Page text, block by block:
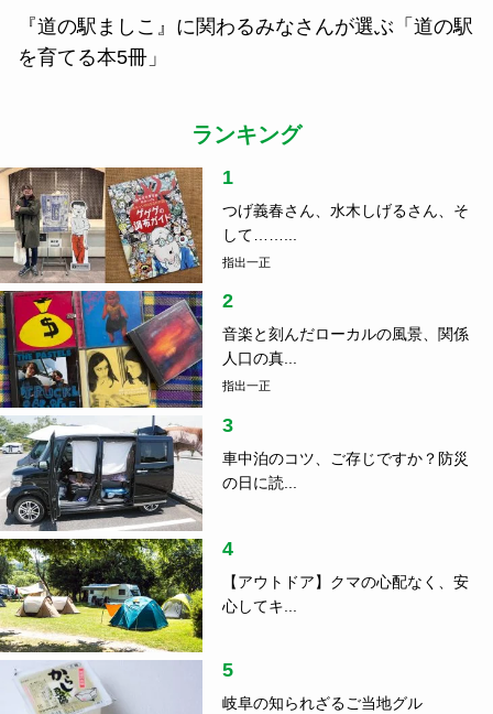
『道の駅ましこ』に関わるみなさんが選ぶ「道の駅
を育てる本5冊」
ランキング
1
つげ義春さん、水木しげるさん、そ
して……...
指出一正
2
音楽と刻んだローカルの風景、関係
人口の真...
指出一正
3
車中泊のコツ、ご存じですか？防災
の日に読...
4
【アウトドア】クマの心配なく、安
心してキ...
5
岐阜の知られざるご当地グル